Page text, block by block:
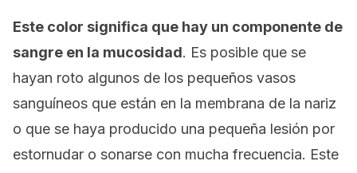
Este color significa que hay un componente de
sangre en la mucosidad. Es posible que se
hayan roto algunos de los pequeños vasos
sanguíneos que están en la membrana de la nariz
o que se haya producido una pequeña lesión por
estornudar o sonarse con mucha frecuencia. Este